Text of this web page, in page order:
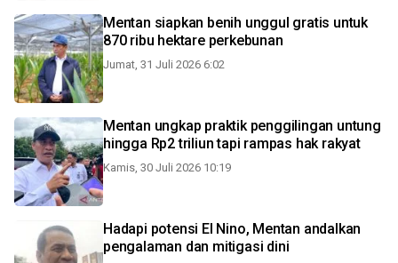
Mentan siapkan benih unggul gratis untuk
870 ribu hektare perkebunan
Jumat, 31 Juli 2026 6:02
Mentan ungkap praktik penggilingan untung
hingga Rp2 triliun tapi rampas hak rakyat
Kamis, 30 Juli 2026 10:19
Hadapi potensi El Nino, Mentan andalkan
pengalaman dan mitigasi dini